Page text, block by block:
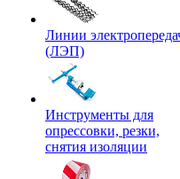
Линии
(ЛЭП)
Инструменты для
опрессовки, резки,
снятия изоляции